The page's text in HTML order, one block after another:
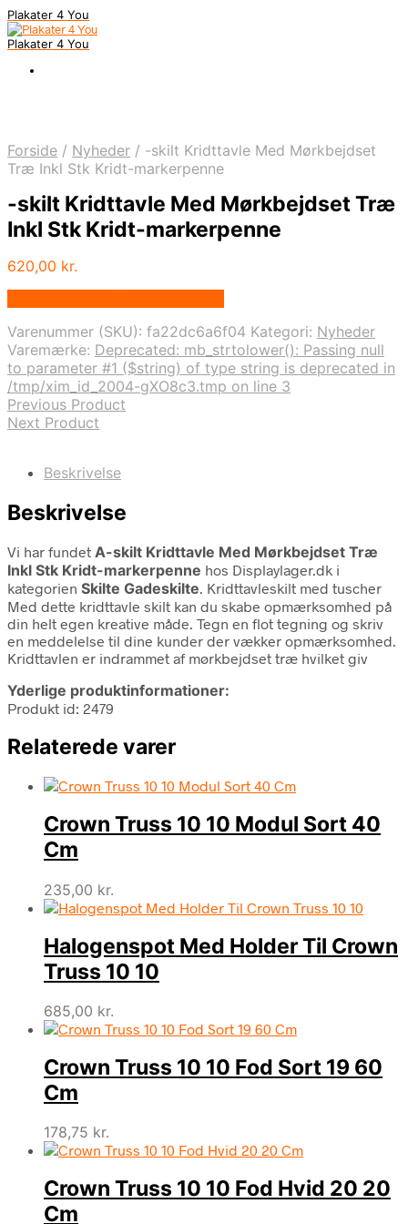
Plakater 4 You
Plakater 4 You
Forside / Nyheder / -skilt Kridttavle Med Mørkbejdset
Træ Inkl Stk Kridt-markerpenne
-skilt Kridttavle Med Mørkbejdset Træ
Inkl Stk Kridt-markerpenne
620,00 kr.
Varenummer (SKU): fa22dc6a6f04 Kategori: Nyheder
Varemærke: Deprecated: mb_strtolower(): Passing null
to parameter #1 ($string) of type string is deprecated in
/tmp/xim_id_2004-gXO8c3.tmp on line 3
Previous Product
Next Product
Beskrivelse
Beskrivelse
Vi har fundet A-skilt Kridttavle Med Mørkbejdset Træ
Inkl Stk Kridt-markerpenne hos Displaylager.dk i
kategorien Skilte Gadeskilte. Kridttavleskilt med tuscher
Med dette kridttavle skilt kan du skabe opmærksomhed på
din helt egen kreative måde. Tegn en flot tegning og skriv
en meddelelse til dine kunder der vækker opmærksomhed.
Kridttavlen er indrammet af mørkbejdset træ hvilket giv
Yderlige produktinformationer:
Produkt id: 2479
Relaterede varer
Crown Truss 10 10 Modul Sort 40
Cm
235,00 kr.
Halogenspot Med Holder Til Crown
Truss 10 10
685,00 kr.
Crown Truss 10 10 Fod Sort 19 60
Cm
178,75 kr.
Crown Truss 10 10 Fod Hvid 20 20
Cm